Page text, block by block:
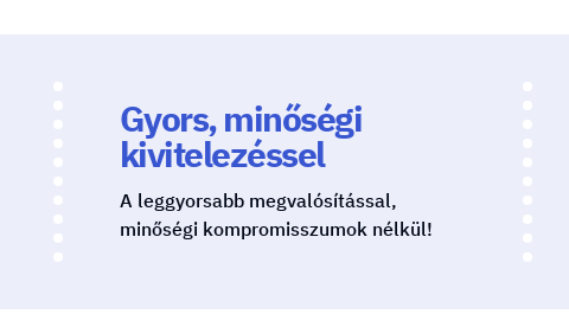
Gyors, minőségi
kivitelezéssel
A leggyorsabb megvalósítással,
minőségi kompromisszumok nélkül!